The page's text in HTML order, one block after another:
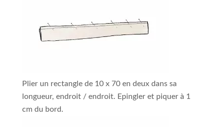
Plier un rectangle de 10 x 70 en deux dans sa
longueur, endroit / endroit. Epingler et piquer à 1
cm du bord.